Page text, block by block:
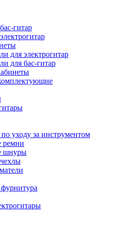
гитар
для электрогитар
для бас-гитар
уходу за инструментом
ремни
шнуры